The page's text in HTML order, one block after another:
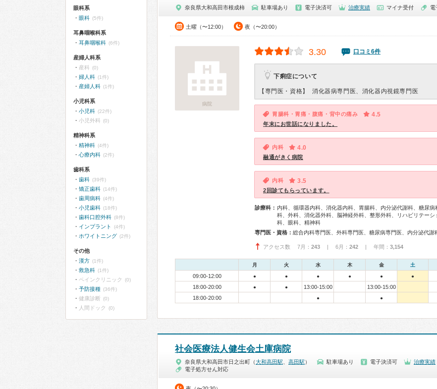
奈良県大和高田市根成柿 駐車場あり 電子決済可 治療実績 マイナ受付 電
土曜（〜12:00） 夜（〜20:00）
病院
3.30 口コミ6件
下痢症について
【専門医・資格】 消化器病専門医、消化器内視鏡専門医
胃腸科・胃痛・腹痛・背中の痛み 4.5
年末にお世話になりました。
内科 4.0
融通がきく病院
内科 3.5
2回診てもらっています。
診療科： 内科、循環器内科、消化器内科、胃腸科、内分泌代謝科、糖尿病
科、外科、消化器外科、脳神経外科、整形外科、リハビリテーシ
科、眼科、精神科
専門医・資格：
アクセス数 7月： 243 | 6月： 242 | 年間： 3,154
月 火 水 木 金 土
09:00-12:00 ● ● ● ● ● ●
18:00-20:00 ● ● 13:00-15:00
13:00-15:00
18:00-20:00
● ●
社会医療法人健生会土庫病院
奈良県大和高田市日之出町（大和高田駅 高田駅 ） 駐車場あり 電子決済可 治療実績
電子処方せん対応
眼科系
眼科 (5件)
耳鼻咽喉科系
耳鼻咽喉科 (6件)
産婦人科系
産科 (0)
婦人科 (1件)
産婦人科 (1件)
小児科系
小児科 (22件)
小児外科 (0)
精神科系
精神科 (4件)
心療内科 (2件)
歯科系
歯科 (39件)
矯正歯科 (14件)
歯周病科 (4件)
小児歯科 (18件)
歯科口腔外科 (8件)
インプラント (4件)
ホワイトニング (2件)
その他
漢方 (1件)
救急科 (1件)
ペインクリニック (0)
予防接種 (36件)
健康診断 (0)
人間ドック (0)